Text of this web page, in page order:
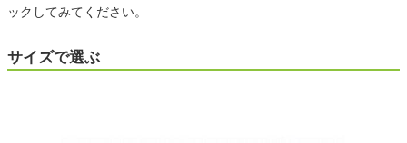
ックしてみてください。
サイズで選ぶ